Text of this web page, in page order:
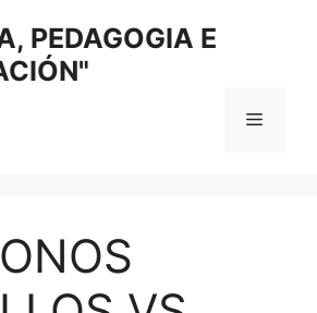
PEDAGOGIA E
Menú